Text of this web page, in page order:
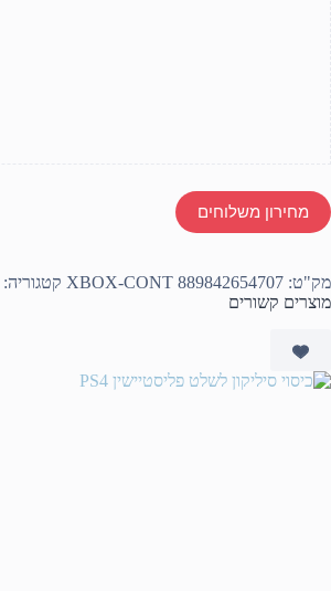
מחירון משלוחים
מק"ט: XBOX-CONT 889842654707 קטגוריה:
מוצרים קשורים